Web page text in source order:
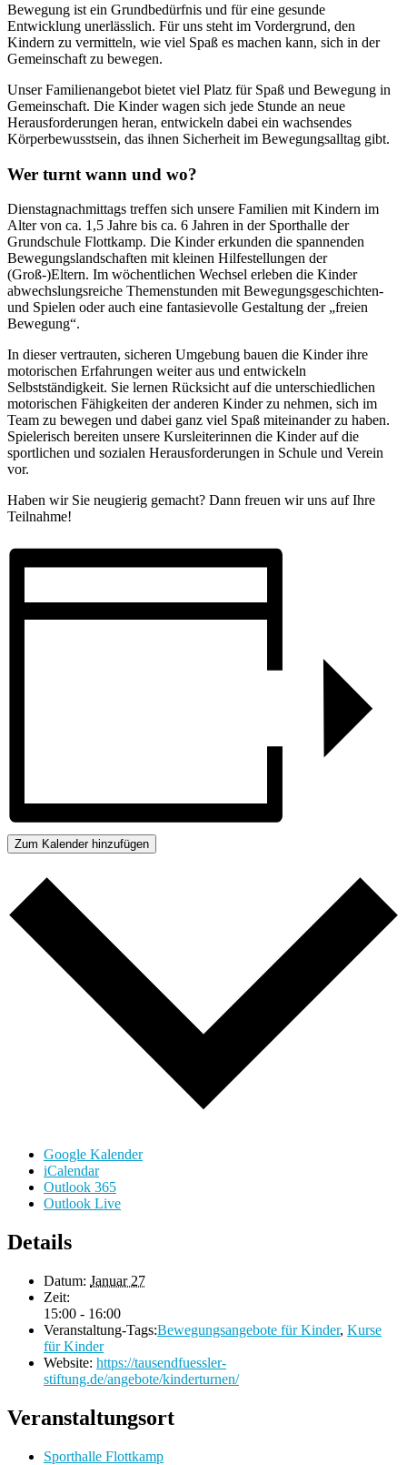
Bewegung ist ein Grundbedürfnis und für eine gesunde
Entwicklung unerlässlich. Für uns steht im Vordergrund, den
Kindern zu vermitteln, wie viel Spaß es machen kann, sich in der
Gemeinschaft zu bewegen.
Unser Familienangebot bietet viel Platz für Spaß und Bewegung in
Gemeinschaft. Die Kinder wagen sich jede Stunde an neue
Herausforderungen heran, entwickeln dabei ein wachsendes
Körperbewusstsein, das ihnen Sicherheit im Bewegungsalltag gibt.
Wer turnt wann und wo?
Dienstagnachmittags treffen sich unsere Familien mit Kindern im
Alter von ca. 1,5 Jahre bis ca. 6 Jahren in der Sporthalle der
Grundschule Flottkamp. Die Kinder erkunden die spannenden
Bewegungslandschaften mit kleinen Hilfestellungen der
(Groß-)Eltern. Im wöchentlichen Wechsel erleben die Kinder
abwechslungsreiche Themenstunden mit Bewegungsgeschichten-
und Spielen oder auch eine fantasievolle Gestaltung der „freien
Bewegung“.
In dieser vertrauten, sicheren Umgebung bauen die Kinder ihre
motorischen Erfahrungen weiter aus und entwickeln
Selbstständigkeit. Sie lernen Rücksicht auf die unterschiedlichen
motorischen Fähigkeiten der anderen Kinder zu nehmen, sich im
Team zu bewegen und dabei ganz viel Spaß miteinander zu haben.
Spielerisch bereiten unsere Kursleiterinnen die Kinder auf die
sportlichen und sozialen Herausforderungen in Schule und Verein
vor.
Haben wir Sie neugierig gemacht? Dann freuen wir uns auf Ihre
Teilnahme!
Zum Kalender hinzufügen
Google Kalender
iCalendar
Outlook 365
Outlook Live
Details
Datum: Januar 27
Zeit:
15:00 - 16:00
Veranstaltung-Tags:Bewegungsangebote für Kinder, Kurse
für Kinder
Website: https://tausendfuessler-
stiftung.de/angebote/kinderturnen/
Veranstaltungsort
Sporthalle Flottkamp